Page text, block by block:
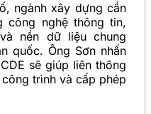
ngành xây dựng cần
công nghệ thông tin,
nền dữ liệu chung
quốc. Ông Sơn nhấn
sẽ giúp liên thông
trình và cấp phép